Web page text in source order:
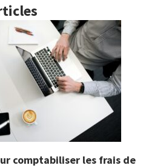
comptabiliser les frais de